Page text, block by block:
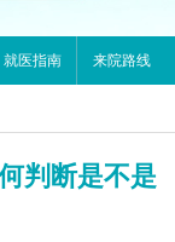
就医指南 来院路线
判断是不是